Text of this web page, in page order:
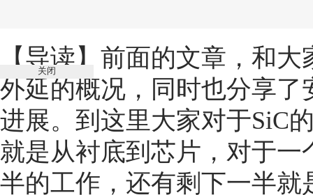
【导读】前面的文章，和
外延的概况，同时也分享
进展。到这里大家对于SiC
就是从衬底到芯片，对于
半的工作，还有剩下一半
关闭